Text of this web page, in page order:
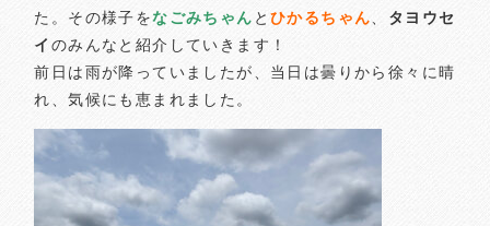
た。その様子をなごみちゃん と ひかるちゃん
タヨウセ
イ のみんなと紹介していきます！
前日は雨が降っていましたが、当日は曇りから徐々に晴
れ、気候にも恵まれました。